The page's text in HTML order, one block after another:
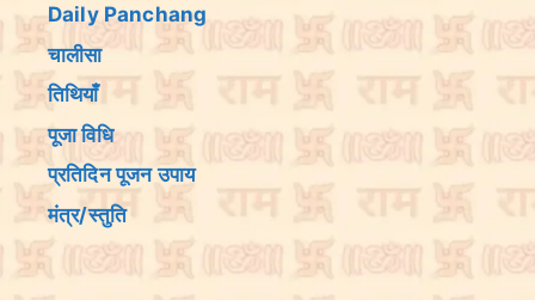
Daily Panchang
चालीसा
तिथियांँ
पूजा विधि
प्रतिदिन पूजन उपाय
मंत्र/स्तुति